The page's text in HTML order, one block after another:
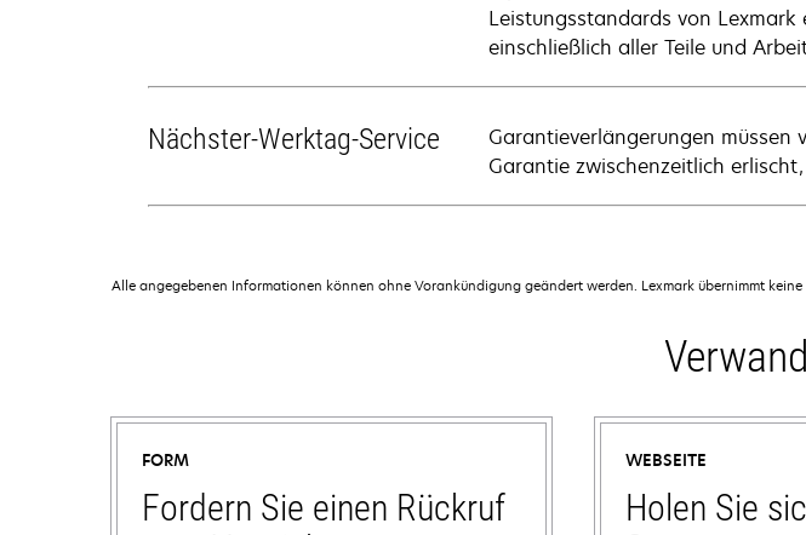
Leistungsstandards von
einschließlich aller Teile und
Nächster-Werktag-Service
Garantieverlängerungen
Garantie zwischenzeitlich
Alle angegebenen Informationen können ohne Vorankündigung geändert werden. Lexmark übernimmt
FORM
Fordern Sie einen Rückruf
WEBSEITE
Holen Sie